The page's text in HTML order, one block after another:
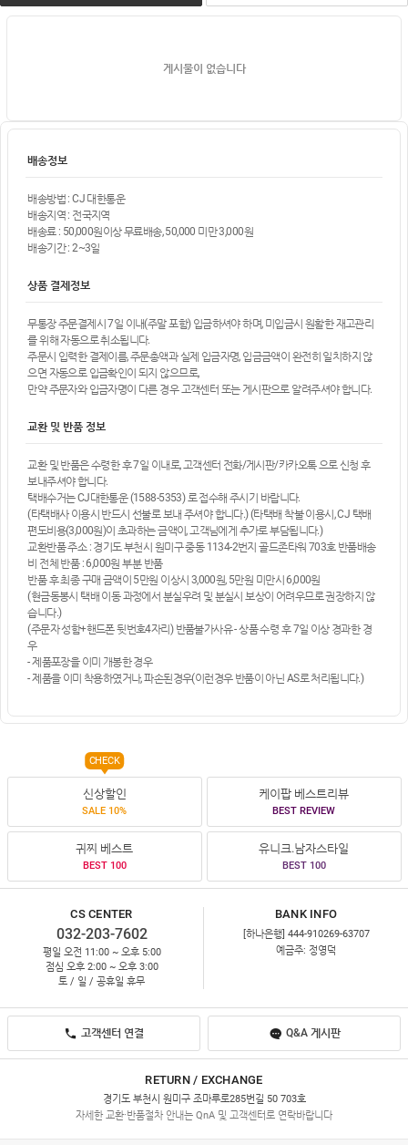
게시물이 없습니다
배송정보
배송방법 : CJ 대한통운
배송지역 : 전국지역
배송료 : 50,000원이상 무료배송, 50,000 미만 3,000원
배송기간 : 2~3일
상품 결제정보
무통장 주문결제시 7일 이내(주말 포함) 입금하셔야 하며, 미입금시 원활한 재고관리
를 위해 자동으로 취소됩니다.
주문시 입력한 결제이름, 주문총액과 실제 입금자명, 입금금액이 완전히 일치하지 않
으면 자동으로 입금확인이 되지 않으므로,
만약 주문자와 입금자명이 다른 경우 고객센터 또는 게시판으로 알려주셔야 합니다.
교환 및 반품 정보
교환 및 반품은 수령한 후 7일 이내로, 고객센터 전화/게시판/카카오톡 으로 신청 후
보내주셔야 합니다.
택배수거는 CJ대한통운 (1588-5353) 로 접수해 주시기 바랍니다.
(타택배사 이용시 반드시 선불로 보내 주셔야 합니다.) (타택배 착불 이용시, CJ 택배
편도비용(3,000원)이 초과하는 금액이, 고객님에게 추가로 부담됩니다.)
교환반품 주소 : 경기도 부천시 원미구 중동 1134-2번지 골드존타워 703호 반품배송
비 전체 반품 : 6,000원 부분 반품
반품 후 최종 구매 금액이 5만원 이상시 3,000원, 5만원 미만시 6,000원
(현금동봉시 택배 이동 과정에서 분실우려 및 분실시 보상이 어려우므로 권장하지 않
습니다.)
(주문자 성함+핸드폰 뒷번호4자리) 반품불가사유 - 상품 수령 후 7일 이상 경과한 경
우
- 제품포장을 이미 개봉한 경우
- 제품을 이미 착용하였거나, 파손된경우(이런경우 반품이 아닌 AS로 처리됩니다.)
신상할인
SALE 10%
CHECK
케이팝 베스트리뷰
BEST REVIEW
귀찌 베스트
BEST 100
유니크.남자스타일
BEST 100
CS CENTER
032-203-7602
평일 오전 11:00 ~ 오후 5:00
점심 오후 2:00 ~ 오후 3:00
토 / 일 / 공휴일 휴무
BANK INFO
[하나은행] 444-910269-63707
예금주: 정영덕
고객센터 연결 Q&A 게시판
RETURN / EXCHANGE
경기도 부천시 원미구 조마루로285번길 50 703호
자세한 교환·반품절차 안내는 QnA 및 고객센터로 연락바랍니다